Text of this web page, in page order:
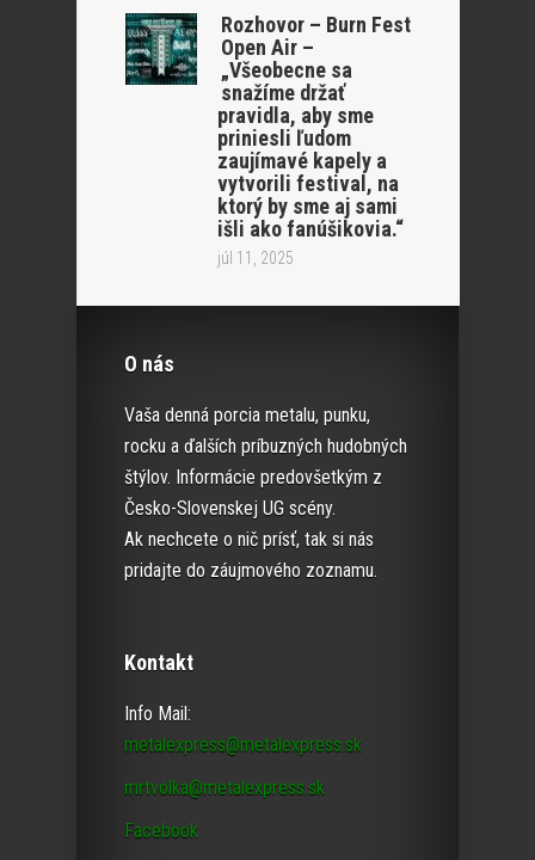
Rozhovor – Burn Fest
Open Air –
„Všeobecne sa
snažíme držať
pravidla, aby sme
priniesli ľudom
zaujímavé kapely a
vytvorili festival, na
ktorý by sme aj sami
išli ako fanúšikovia.“
júl 11, 2025
O nás
Vaša denná porcia metalu, punku,
rocku a ďalších príbuzných hudobných
štýlov. Informácie predovšetkým z
Česko-Slovenskej UG scény.
Ak nechcete o nič prísť, tak si nás
pridajte do záujmového zoznamu.
Kontakt
Info Mail:
metalexpress@metalexpress.sk
mrtvolka@metalexpress.sk
Facebook